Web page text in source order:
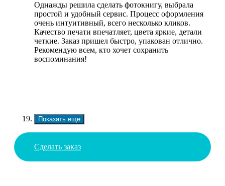
Однажды решила сделать фотокнигу, выбрала
простой и удобный сервис. Процесс оформления
очень интуитивный, всего несколько кликов.
Качество печати впечатляет, цвета яркие, детали
четкие. Заказ пришел быстро, упакован отлично.
Рекомендую всем, кто хочет сохранить
воспоминания!
Показать еще
Сделать заказ